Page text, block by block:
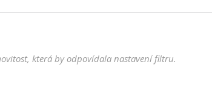
která by odpovídala nastavení filtru.